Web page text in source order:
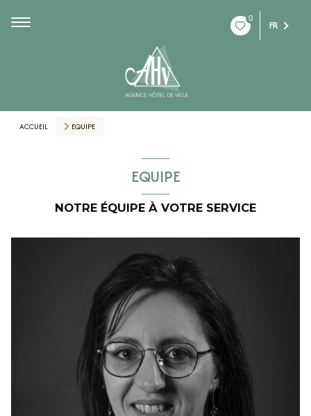
0
FR
ACCUEIL EQUIPE
EQUIPE
NOTRE ÉQUIPE À VOTRE SERVICE